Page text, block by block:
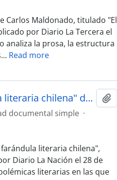
Carlos Maldonado, titulado "El
por Diario La Tercera el
analiza la prosa, la estructura
… Read more
Artículo "La voz de la farándula literaria chilena" de Diario La Nación
documental simple ·
literaria chilena",
Diario La Nación el 28 de
literarias en las que